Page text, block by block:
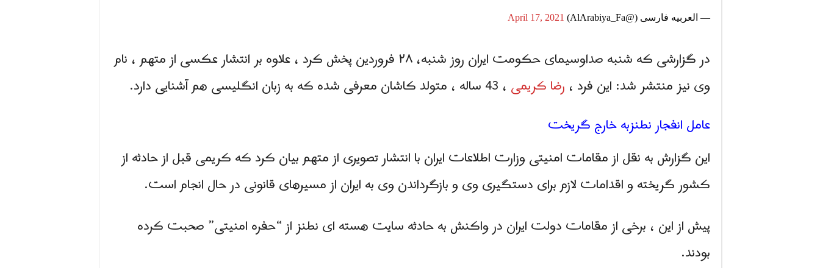
— العربیه فارسی (@AlArabiya_Fa) April 17, 2021
در گزارشی که شنبه صداوسیمای حکومت ایران روز شنبه، ‌۲۸ فروردین پخش كرد ، علاوه بر انتشار عکسی از متهم ، نام
وی نیز منتشر شد: این فرد ، رضا كریمی ، 43 ساله ، متولد كاشان معرفی شده که به زبان انگلیسی هم آشنایی دارد.
عامل انفجار نطنزبه خارج گریخت
این گزارش به نقل از مقامات امنیتی وزارت اطلاعات ایران با انتشار تصویری از متهم بيان كرد که کریمی قبل از حادثه از
کشور گریخته و اقدامات لازم برای دستگیری وی و بازگرداندن وی به ايران از مسیرهای قانونی در حال انجام است.
پیش از این ، برخی از مقامات دولت ایران در واکنش به حادثه سایت هسته ای نطنز از “حفره امنیتی” صحبت کرده
بودند.